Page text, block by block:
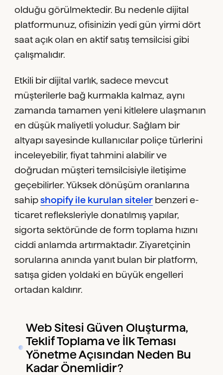
olduğu görülmektedir. Bu nedenle dijital
platformunuz, ofisinizin yedi gün yirmi dört
saat açık olan en aktif satış temsilcisi gibi
çalışmalıdır.
Etkili bir dijital varlık, sadece mevcut
müşterilerle bağ kurmakla kalmaz, aynı
zamanda tamamen yeni kitlelere ulaşmanın
en düşük maliyetli yoludur. Sağlam bir
altyapı sayesinde kullanıcılar poliçe türlerini
inceleyebilir, fiyat tahmini alabilir ve
doğrudan müşteri temsilcisiyle iletişime
geçebilirler. Yüksek dönüşüm oranlarına
sahipshopify ile kurulan siteler benzeri e-
ticaret refleksleriyle donatılmış yapılar,
sigorta sektöründe de form toplama hızını
ciddi anlamda artırmaktadır. Ziyaretçinin
sorularına anında yanıt bulan bir platform,
satışa giden yoldaki en büyük engelleri
ortadan kaldırır.
Web Sitesi Güven Oluşturma,
Teklif Toplama ve İlk Teması
Yönetme Açısından Neden Bu
Kadar Önemlidir?